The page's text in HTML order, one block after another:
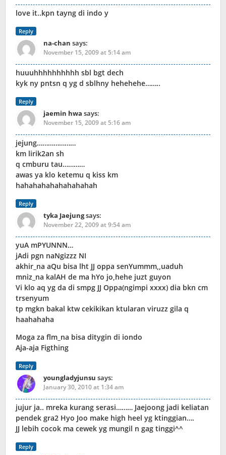
love it..kpn tayng di indo y
Reply
na-chan says:
November 15, 2009 at 5:14 am
huuuhhhhhhhhhh sbl bgt dech
kyk ny pntsn q yg d sblhny hehehehe……..
Reply
jaemin hwa says:
November 15, 2009 at 5:16 am
jejung…………………
km lirik2an sh
q cmburu tau…………
awas ya klo ketemu q kiss km
hahahahahahahahahah
Reply
tyka Jaejungsays:
November 22, 2009 at 9:54 am
yuA mPYUNNN…
jAdi pgn naNgizzz NI
akhir_na aQu bisa lht JJ oppa senYummm,,uaduh
mniz_na kalAH de ma hYo jo,hehe juzt guyon
Vi klo aq yg da di smpg JJ Oppa(ngimpi xxxx) dia bkn cm
trsenyum
tp mgkn bakal ktw cekikikan ktularan viruzz gila q
haahahaha
Moga za flm_na bisa ditygin di iondo
Aja-aja Figthing
Reply
youngladyjunsu says:
January 30, 2010 at 1:34 am
jujur ja.. mreka kurang serasi……… Jaejoong jadi keliatan
pendek gra2 Hyo Joo make high heel yg ktinggian….
JJ lebih cocok ma cewek yg mungil n gag tinggi^^
Reply